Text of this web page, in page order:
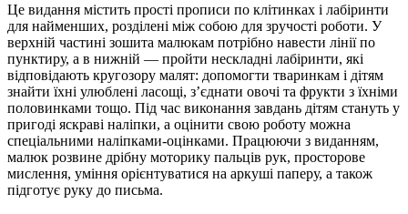
Це видання містить прості прописи по клітинках і лабіринти
для найменших, розділені між собою для зручості роботи. У
верхній частині зошита малюкам потрібно навести лінії по
пунктиру, а в нижній — пройти нескладні лабіринти, які
відповідають кругозору малят: допомогти тваринкам і дітям
знайти їхні улюблені ласощі, з’єднати овочі та фрукти з їхніми
половинками тощо. Під час виконання завдань дітям стануть у
пригоді яскраві наліпки, а оцінити свою роботу можна
спеціальними наліпками-оцінками. Працюючи з виданням,
малюк розвине дрібну моторику пальців рук, просторове
мислення, уміння орієнтуватися на аркуші паперу, а також
підготує руку до письма.